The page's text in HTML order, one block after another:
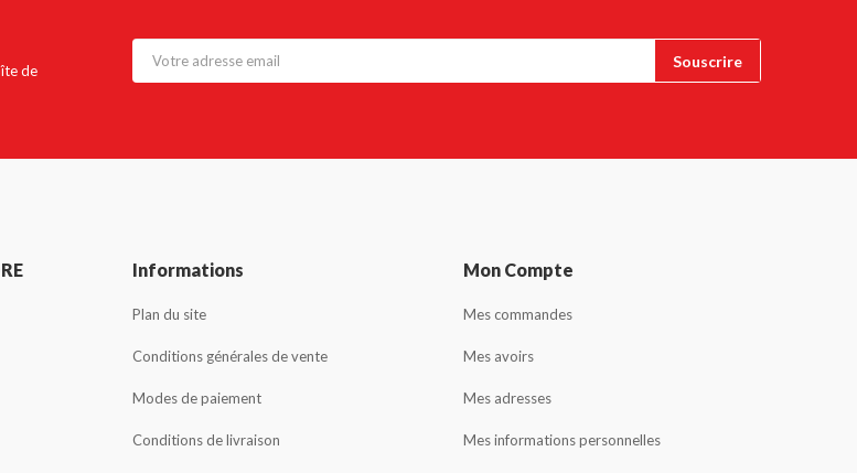
de
Informations
Plan du site
Conditions générales de vente
Modes de paiement
Conditions de livraison
Mon Compte
Mes commandes
Mes avoirs
Mes adresses
Mes informations personnelles